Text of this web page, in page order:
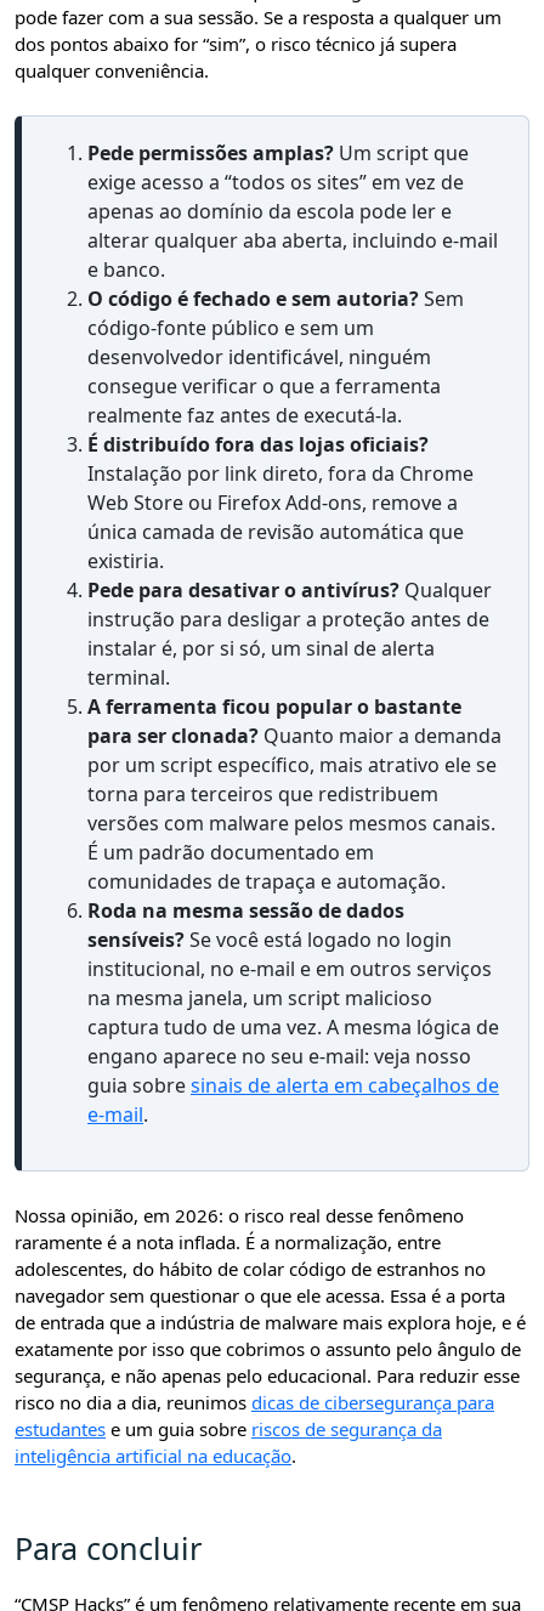
pode fazer com a sua sessão. Se a resposta a qualquer um
dos pontos abaixo for “sim”, o risco técnico já supera
qualquer conveniência.
Pede permissões amplas? Um script que
exige acesso a “todos os sites” em vez de
apenas ao domínio da escola pode ler e
alterar qualquer aba aberta, incluindo e-mail
e banco.
O código é fechado e sem autoria?Sem
código-fonte público e sem um
desenvolvedor identificável, ninguém
consegue verificar o que a ferramenta
realmente faz antes de executá-la.
É distribuído fora das lojas oficiais?
Instalação por link direto, fora da Chrome
Web Store ou Firefox Add-ons, remove a
única camada de revisão automática que
existiria.
Pede para desativar o antivírus? Qualquer
instrução para desligar a proteção antes de
instalar é, por si só, um sinal de alerta
terminal.
A ferramenta ficou popular o bastante
para ser clonada? Quanto maior a demanda
por um script específico, mais atrativo ele se
torna para terceiros que redistribuem
versões com malware pelos mesmos canais.
É um padrão documentado em
comunidades de trapaça e automação.
Roda na mesma sessão de dados
sensíveis?Se você está logado no login
institucional, no e-mail e em outros serviços
na mesma janela, um script malicioso
captura tudo de uma vez. A mesma lógica de
engano aparece no seu e-mail: veja nosso
guia sobresinais de alerta em cabeçalhos de
e-mail.
Nossa opinião, em 2026: o risco real desse fenômeno
raramente é a nota inflada. É a normalização, entre
adolescentes, do hábito de colar código de estranhos no
navegador sem questionar o que ele acessa. Essa é a porta
de entrada que a indústria de malware mais explora hoje, e é
exatamente por isso que cobrimos o assunto pelo ângulo de
segurança, e não apenas pelo educacional. Para reduzir esse
risco no dia a dia, reunimos dicas de cibersegurança para
estudantes e um guia sobre riscos de segurança da
inteligência artificial na educação.
Para concluir
“CMSP Hacks” é um fenômeno relativamente recente em sua